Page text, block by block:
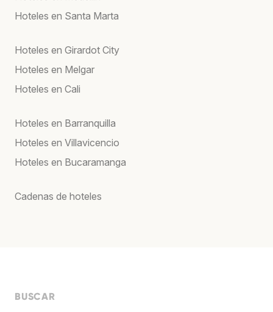
Hoteles en Santa Marta
Hoteles en Girardot City
Hoteles en Melgar
Hoteles en Cali
Hoteles en Barranquilla
Hoteles en Villavicencio
Hoteles en Bucaramanga
Cadenas de hoteles
BUSCAR